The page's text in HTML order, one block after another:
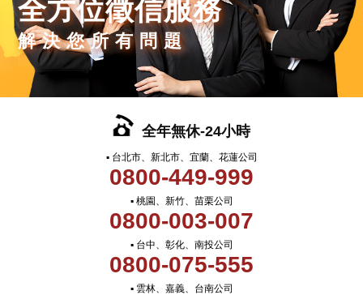
全方位徵信服務
解決您所有問題
全年無休-24小時
▪ 台北市、新北市、宜蘭、花蓮公司
0800-449-999
▪ 桃園、新竹、苗栗公司
0800-003-007
▪ 台中、彰化、南投公司
0800-075-555
▪ 雲林、嘉義、台南公司